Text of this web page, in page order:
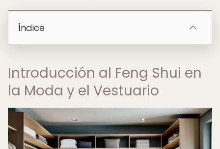
Índice
Introducción al Feng Shui en
la Moda y el Vestuario